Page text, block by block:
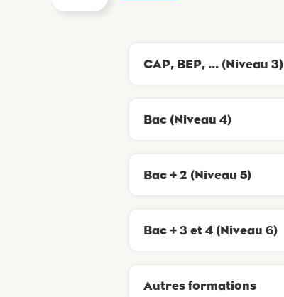
CAP, BEP, ... (Niveau 3)
Bac (Niveau 4)
Bac + 2 (Niveau 5)
Bac + 3 et 4 (Niveau 6)
Autres formations